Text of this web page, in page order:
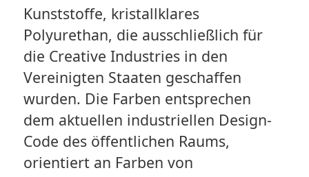
Kunststoffe, kristallklares
Polyurethan, die ausschließlich für
die Creative Industries in den
Vereinigten Staaten geschaffen
wurden. Die Farben entsprechen
dem aktuellen industriellen Design-
Code des öffentlichen Raums,
orientiert an Farben von